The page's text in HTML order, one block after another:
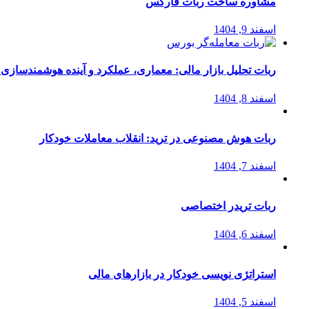
اسفند 9, 1404
ربات تحلیل بازار مالی: معماری، عملکرد و آینده
اسفند 8, 1404
ربات هوش مصنوعی در ترید: انقلاب معاملات خودکار
اسفند 7, 1404
ربات تریدر اختصاصی
اسفند 6, 1404
استراتژی‌ نویسی خودکار در بازارهای مالی
اسفند 5, 1404